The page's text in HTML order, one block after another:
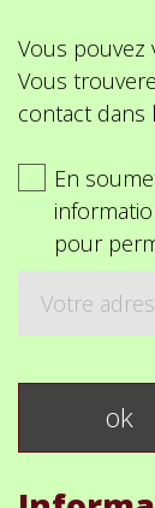
Vous pouvez
Vous
contact dans
En
pour